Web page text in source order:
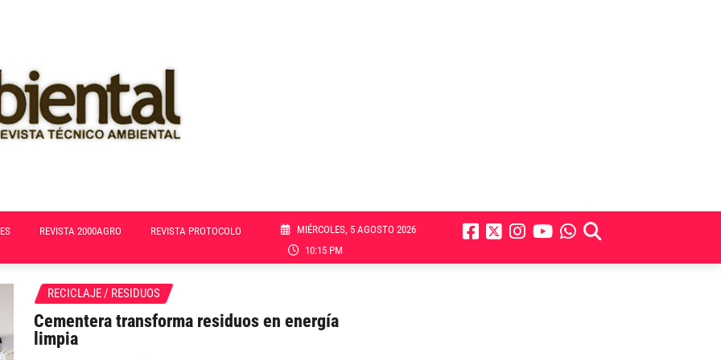
REVISTA 2000AGRO REVISTA PROTOCOLO
MIÉRCOLES, 5 AGOSTO 2026
10:15 PM
RECICLAJE / RESIDUOS
Cementera transforma residuos en energía
limpia